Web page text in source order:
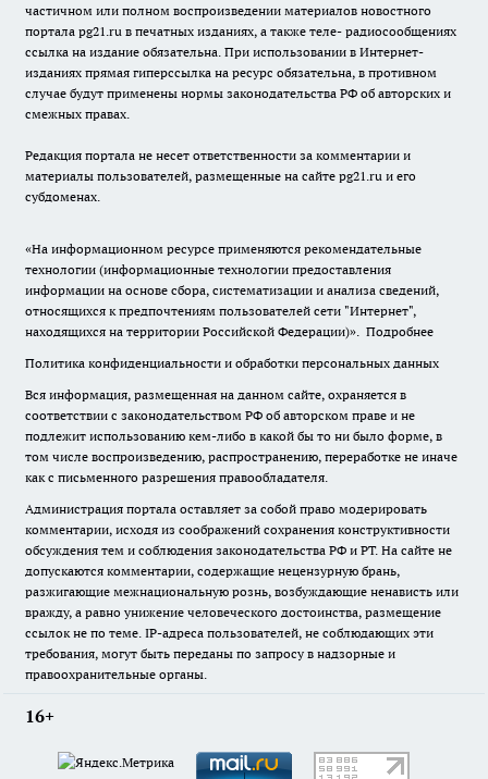
частичном или полном воспроизведении материалов новостного
портала pg21.ru в печатных изданиях, а также теле- радиосообщениях
ссылка на издание обязательна. При использовании в Интернет-
изданиях прямая гиперссылка на ресурс обязательна, в противном
случае будут применены нормы законодательства РФ об авторских и
смежных правах.
Редакция портала не несет ответственности за комментарии и
материалы пользователей, размещенные на сайте pg21.ru и его
субдоменах.
«На информационном ресурсе применяются рекомендательные
технологии (информационные технологии предоставления
информации на основе сбора, систематизации и анализа сведений,
относящихся к предпочтениям пользователей сети "Интернет",
находящихся на территории Российской Федерации)». Подробнее
Политика конфиденциальности и обработки персональных данных
Вся информация, размещенная на данном сайте, охраняется в
соответствии с законодательством РФ об авторском праве и не
подлежит использованию кем-либо в какой бы то ни было форме, в
том числе воспроизведению, распространению, переработке не иначе
как с письменного разрешения правообладателя.
Администрация портала оставляет за собой право модерировать
комментарии, исходя из соображений сохранения конструктивности
обсуждения тем и соблюдения законодательства РФ и РТ. На сайте не
допускаются комментарии, содержащие нецензурную брань,
разжигающие межнациональную рознь, возбуждающие ненависть или
вражду, а равно унижение человеческого достоинства, размещение
ссылок не по теме. IP-адреса пользователей, не соблюдающих эти
требования, могут быть переданы по запросу в надзорные и
правоохранительные органы.
16+